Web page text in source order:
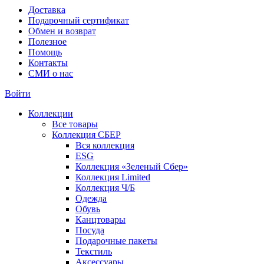
Доставка
Подарочный сертификат
Обмен и возврат
Полезное
Помощь
Контакты
СМИ о нас
Войти
Коллекции
Все товары
Коллекция СБЕР
Вся коллекция
ESG
Коллекция «Зеленый Сбер»
Коллекция Limited
Коллекция Ч/Б
Одежда
Обувь
Канцтовары
Посуда
Подарочные пакеты
Текстиль
Аксессуары